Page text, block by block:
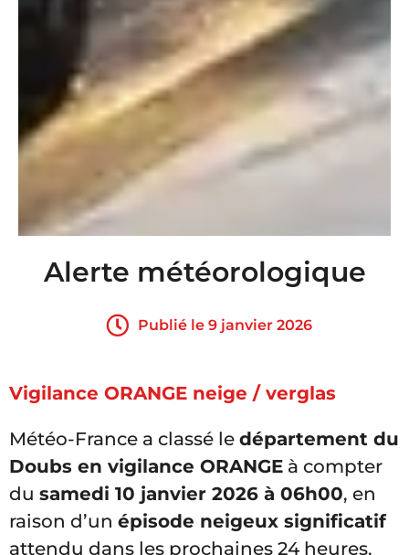
Alerte météorologique
Publié le 9 janvier 2026
Vigilance ORANGE neige / verglas
Météo-France a classé le département du
Doubs en vigilance ORANGE à compter
du samedi 10 janvier 2026 à 06h00, en
raison d’un épisode neigeux significatif
attendu dans les prochaines 24 heures.